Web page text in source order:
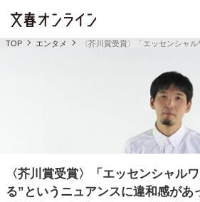
TOP エンタメ 〈芥川賞受賞〉「エッセンシャ
〈芥川賞受賞〉「エッセンシャル
る”というニュアンスに違和感が